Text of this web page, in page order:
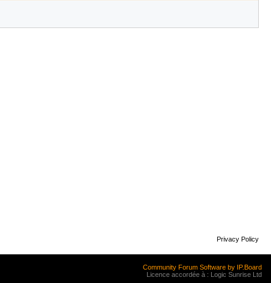
Privacy Policy
Community Forum Software by IP.Board
Licence accordée à : Logic Sunrise Ltd